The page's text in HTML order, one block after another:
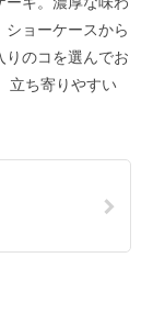
ョーケースから
りのコを選んでお
立ち寄りやすい